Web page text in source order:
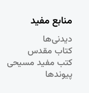
منابع مفید
دیدنی‌ها
کتاب مقدس
کتب مفید مسیحی
پیوندها